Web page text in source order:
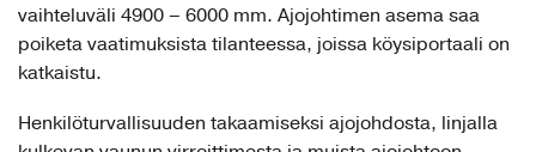
vaihteluväli 4900 – 6000 mm. Ajojohtimen asema saa
poiketa vaatimuksista tilanteessa, joissa köysiportaali on
katkaistu.
Henkilöturvallisuuden takaamiseksi ajojohdosta, linjalla